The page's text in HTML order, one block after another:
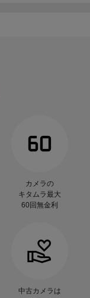
カメラの
キタムラ最大
60回無金利
中古カメラは